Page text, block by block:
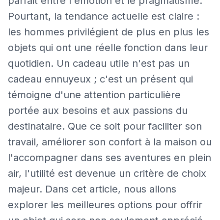
Pourtant, la tendance actuelle est claire :
les hommes privilégient de plus en plus les
objets qui ont une réelle fonction dans leur
quotidien. Un cadeau utile n'est pas un
cadeau ennuyeux ; c'est un présent qui
témoigne d'une attention particulière
portée aux besoins et aux passions du
destinataire. Que ce soit pour faciliter son
travail, améliorer son confort à la maison ou
l'accompagner dans ses aventures en plein
air, l'utilité est devenue un critère de choix
majeur. Dans cet article, nous allons
explorer les meilleures options pour offrir